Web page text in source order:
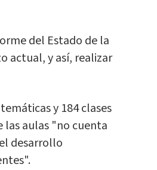
del Estado de la
actual, y así, realizar
y 184 clases
las aulas "no cuenta
desarrollo